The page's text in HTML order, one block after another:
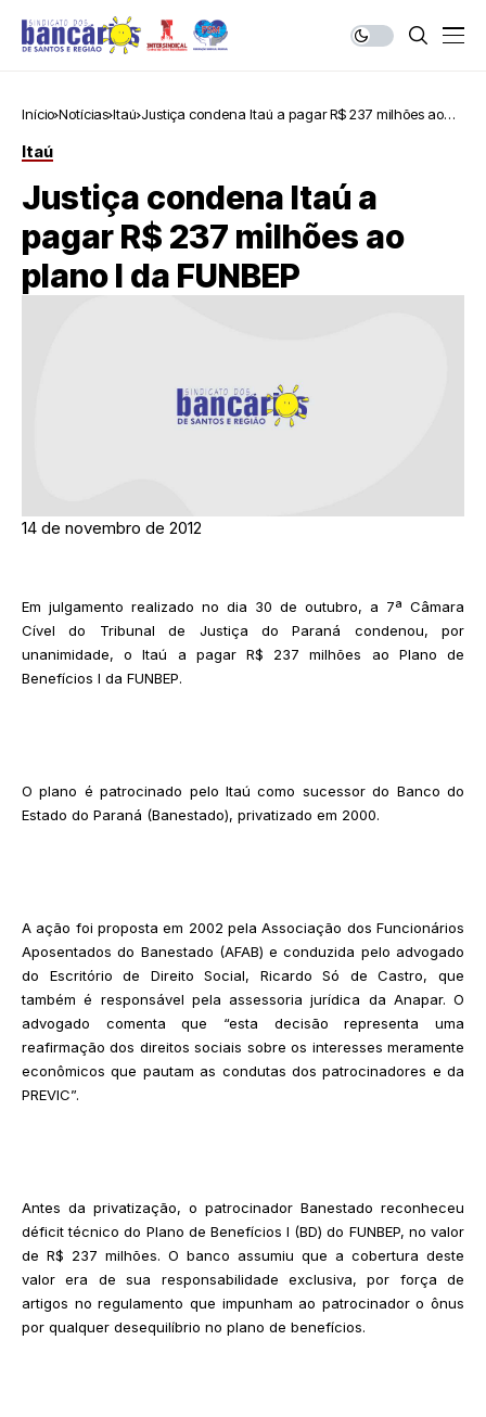
Início Notícias Itaú Justiça condena Itaú a pagar R$ 237 milhões ao
Itaú
Justiça condena Itaú a
pagar R$ 237 milhões ao
plano I da FUNBEP
14 de novembro de 2012
Em julgamento realizado no dia 30 de outubro, a 7ª Câmara
Cível do Tribunal de Justiça do Paraná condenou, por
unanimidade, o Itaú a pagar R$ 237 milhões ao Plano de
Benefícios I da FUNBEP.
O plano é patrocinado pelo Itaú como sucessor do Banco do
Estado do Paraná (Banestado), privatizado em 2000.
A ação foi proposta em 2002 pela Associação dos Funcionários
Aposentados do Banestado (AFAB) e conduzida pelo advogado
do Escritório de Direito Social, Ricardo Só de Castro, que
também é responsável pela assessoria jurídica da Anapar. O
advogado comenta que “esta decisão representa uma
reafirmação dos direitos sociais sobre os interesses meramente
econômicos que pautam as condutas dos patrocinadores e da
PREVIC”.
Antes da privatização, o patrocinador Banestado reconheceu
déficit técnico do Plano de Benefícios I (BD) do FUNBEP, no valor
de R$ 237 milhões. O banco assumiu que a cobertura deste
valor era de sua responsabilidade exclusiva, por força de
artigos no regulamento que impunham ao patrocinador o ônus
por qualquer desequilíbrio no plano de benefícios.